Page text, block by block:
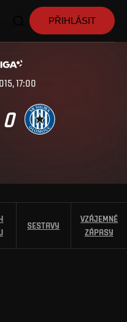
PŘIHLÁSIT
17:00
0
SESTAVY
VZÁJEMNÉ
ZÁPASY